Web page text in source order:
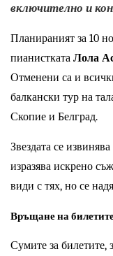
включително и
Планираният за 10
пианистката Лола
Отменени са и
балкански тур на
Скопие и Белград.
Звездата се
изразява искрено
види с тях, но се
Връщане на
Сумите за билетите,